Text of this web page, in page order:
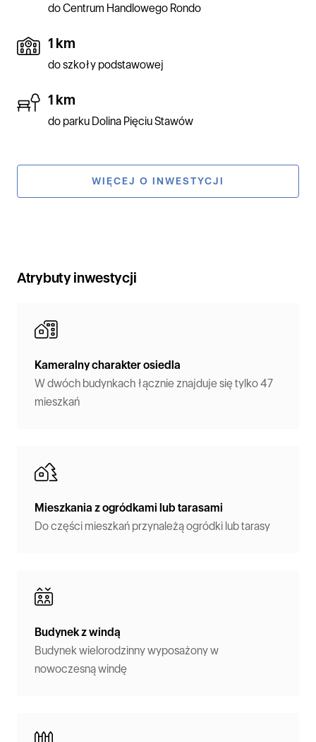
do Centrum Handlowego Rondo
1 km
do szkoły podstawowej
1 km
do parku Dolina Pięciu Stawów
WIĘCEJ O INWESTYCJI
Atrybuty inwestycji
Kameralny charakter osiedla
W dwóch budynkach łącznie znajduje się tylko 47
mieszkań
Mieszkania z ogródkami lub tarasami
Do części mieszkań przynależą ogródki lub tarasy
Budynek z windą
Budynek wielorodzinny wyposażony w
nowoczesną windę